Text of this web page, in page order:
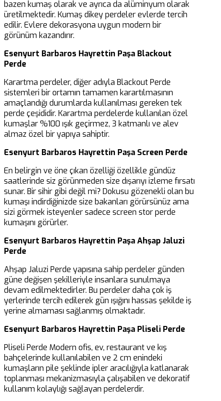
bazen kumaş olarak ve ayrıca da alüminyum olarak
üretilmektedir. Kumaş dikey perdeler evlerde tercih
edilir. Evlere dekorasyona uygun modern bir
görünüm kazandırır.
Esenyurt Barbaros Hayrettin Paşa Blackout
Perde
Karartma perdeler, diğer adıyla Blackout Perde
sistemleri bir ortamın tamamen karartılmasının
amaçlandığı durumlarda kullanılması gereken tek
perde çeşididir. Karartma perdelerde kullanılan özel
kumaşlar %100 ışık geçirmez, 3 katmanlı ve alev
almaz özel bir yapıya sahiptir.
Esenyurt Barbaros Hayrettin Paşa Screen Perde
En belirgin ve öne çıkan özelliği özellikle gündüz
saatlerinde siz görünmeden size dışarıyı izleme fırsatı
sunar. Bir sihir gibi değil mi? Dokusu gözenekli olan bu
kumaşı indirdiğinizde size bakanları görürsünüz ama
sizi görmek isteyenler sadece screen stor perde
kumaşını görürler.
Esenyurt Barbaros Hayrettin Paşa Ahşap Jaluzi
Perde
Ahşap Jaluzi Perde yapısına sahip perdeler günden
güne değişen şekilleriyle insanlara sunulmaya
devam edilmektedirler. Bu perdeler daha çok iş
yerlerinde tercih edilerek gün ışığını hassas şekilde iş
yerine almaması sağlanmış olmaktadır.
Esenyurt Barbaros Hayrettin Paşa Pliseli Perde
Pliseli Perde Modern ofis, ev, restaurant ve kış
bahçelerinde kullanılabilen ve 2 cm enindeki
kumaşların pile şeklinde ipler aracılığıyla katlanarak
toplanması mekanizmasıyla çalışabilen ve dekoratif
kullanım kolaylığı sağlayan perdelerdir.